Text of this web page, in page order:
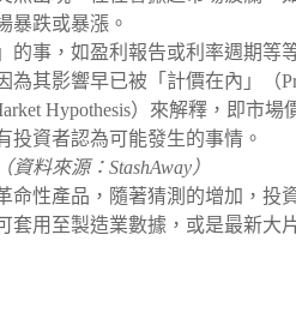
暴跌或暴漲。
的事，如盈利報告或利率週期等
其影響早已被「計價在內」（
Hypothesis）來解釋，即市
投資者認為可能發生的事情。
料來源：StashAway）
命性產品，隨著猜測的增加，投
套用至製造業數據，或是最新大